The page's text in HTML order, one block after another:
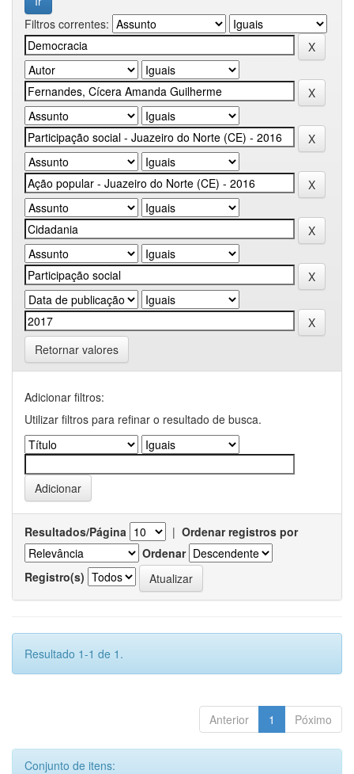
Filtros correntes:
Retornar valores
Adicionar filtros:
Utilizar filtros para refinar o resultado de busca.
Resultados/Página | Ordenar registros por
Ordenar
Registro(s)
Resultado 1-1 de 1.
Anterior 1 Póximo
Conjunto de itens: